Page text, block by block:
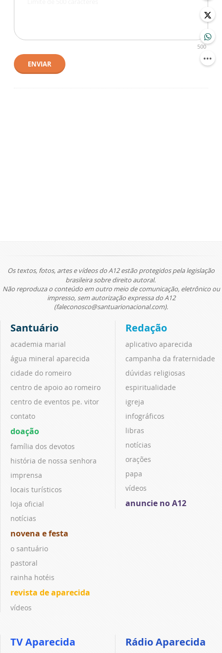
500
ENVIAR
Os textos, fotos, artes e vídeos do A12 estão protegidos pela legislação
brasileira sobre direito autoral.
Não reproduza o conteúdo em outro meio de comunicação, eletrônico ou
impresso, sem autorização expressa do A12
(faleconosco@santuarionacional.com).
Santuário
academia marial
água mineral aparecida
cidade do romeiro
centro de apoio ao romeiro
centro de eventos pe. vitor
contato
doação
família dos devotos
história de nossa senhora
imprensa
locais turísticos
loja oficial
notícias
novena e festa
o santuário
pastoral
rainha hotéis
revista de aparecida
vídeos
Redação
aplicativo aparecida
campanha da fraternidade
dúvidas religiosas
espiritualidade
igreja
infográficos
libras
notícias
orações
papa
vídeos
anuncie no A12
TV Aparecida Rádio Aparecida